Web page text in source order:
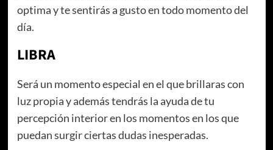
optima y te sentirás a gusto en todo momento del
día.
LIBRA
Será un momento especial en el que brillaras con
luz propia y además tendrás la ayuda de tu
percepción interior en los momentos en los que
puedan surgir ciertas dudas inesperadas.